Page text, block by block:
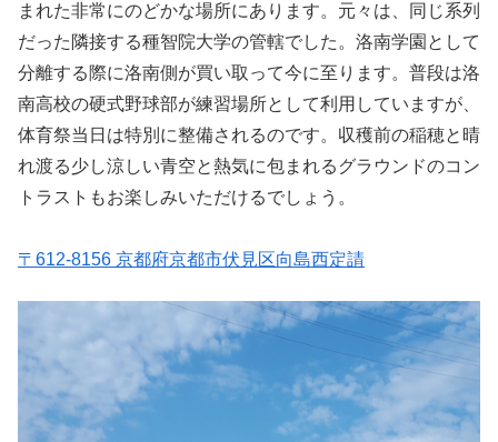
まれた非常にのどかな場所にあります。元々は、同じ系列
だった隣接する種智院大学の管轄でした。洛南学園として
分離する際に洛南側が買い取って今に至ります。普段は洛
南高校の硬式野球部が練習場所として利用していますが、
体育祭当日は特別に整備されるのです。収穫前の稲穂と晴
れ渡る少し涼しい青空と熱気に包まれるグラウンドのコン
トラストもお楽しみいただけるでしょう。
〒612-8156 京都府京都市伏見区向島西定請